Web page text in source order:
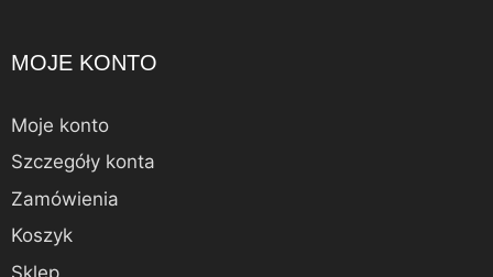
MOJE KONTO
Moje konto
Szczegóły konta
Zamówienia
Koszyk
Sklep